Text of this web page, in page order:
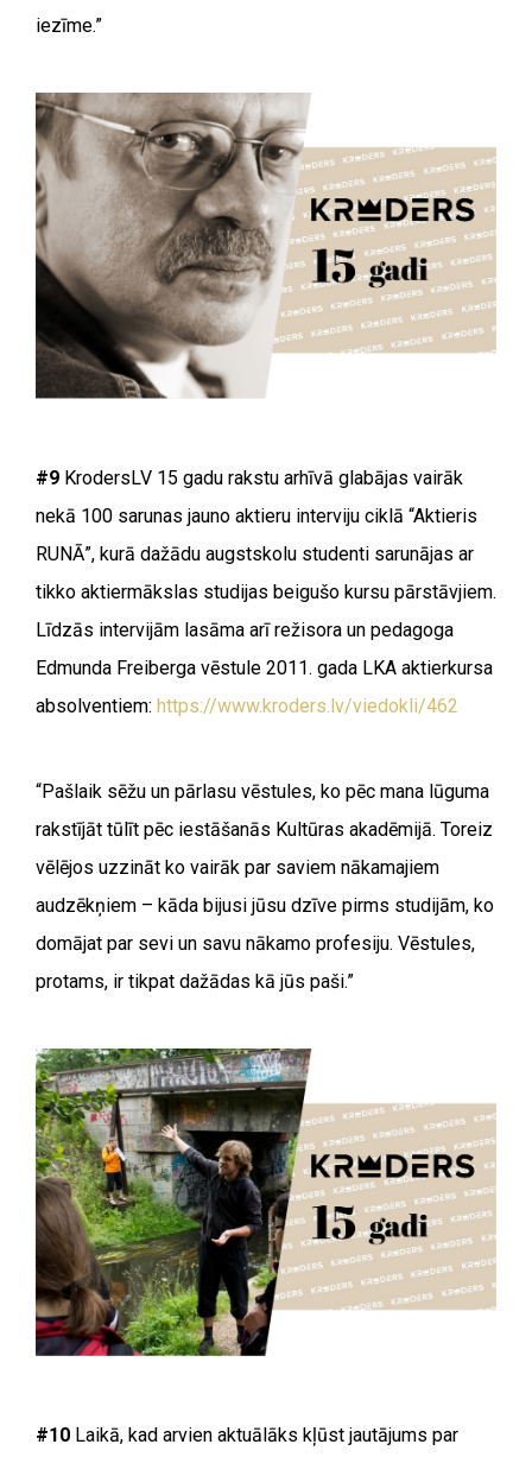
iezīme.”
#9 KrodersLV 15 gadu rakstu arhīvā glabājas vairāk
nekā 100 sarunas jauno aktieru interviju ciklā “Aktieris
RUNĀ”, kurā dažādu augstskolu studenti sarunājas ar
tikko aktiermākslas studijas beigušo kursu pārstāvjiem.
Līdzās intervijām lasāma arī režisora un pedagoga
Edmunda Freiberga vēstule 2011. gada LKA aktierkursa
absolventiem: https://www.kroders.lv/viedokli/462
“Pašlaik sēžu un pārlasu vēstules, ko pēc mana lūguma
rakstījāt tūlīt pēc iestāšanās Kultūras akadēmijā. Toreiz
vēlējos uzzināt ko vairāk par saviem nākamajiem
audzēkņiem – kāda bijusi jūsu dzīve pirms studijām, ko
domājat par sevi un savu nākamo profesiju. Vēstules,
protams, ir tikpat dažādas kā jūs paši.”
#10 Laikā, kad arvien aktuālāks kļūst jautājums par